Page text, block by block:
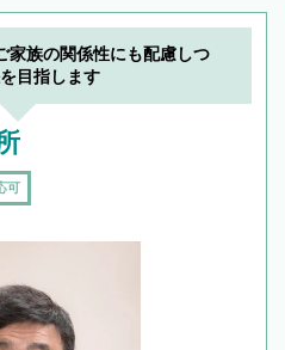
家族の関係性にも配慮しつ
目指します
可